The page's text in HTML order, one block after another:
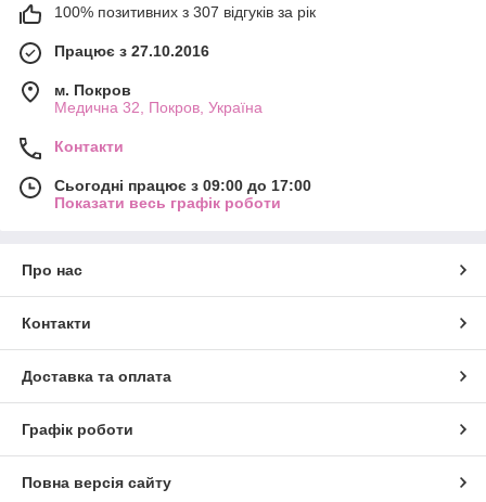
100% позитивних з 307 відгуків за рік
Працює з 27.10.2016
м. Покров
Медична 32, Покров, Україна
Контакти
Сьогодні працює з 09:00 до 17:00
Показати весь графік роботи
Про нас
Контакти
Доставка та оплата
Графік роботи
Повна версія сайту